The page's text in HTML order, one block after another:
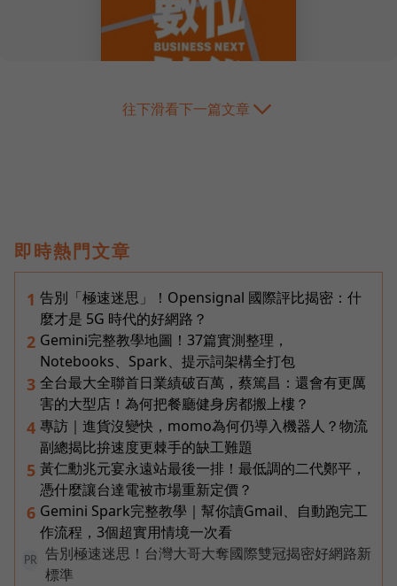
往下滑看下一篇文章
即時熱門文章
1 告別「極速迷思」！Opensignal 國際評比揭密：什
麼才是 5G 時代的好網路？
2 Gemini完整教學地圖！37篇實測整理，
Notebooks、Spark、提示詞架構全打包
3 全台最大全聯首日業績破百萬，蔡篤昌：還會有更厲
害的大型店！為何把餐廳健身房都搬上樓？
4 專訪｜進貨沒變快，momo為何仍導入機器人？物流
副總揭比拚速度更棘手的缺工難題
5 黃仁勳兆元宴永遠站最後一排！最低調的二代鄭平，
憑什麼讓台達電被市場重新定價？
6 Gemini Spark完整教學｜幫你讀Gmail、自動跑完工
作流程，3個超實用情境一次看
PR
告別極速迷思！台灣大哥大奪國際雙冠揭密好網路新
標準